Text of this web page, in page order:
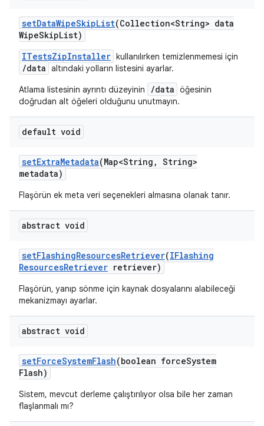
setDataWipeSkipList(Collection<String> data
WipeSkipList)
ITestsZipInstaller kullanılırken temizlenmemesi için
/data altındaki yolların listesini ayarlar.
Atlama listesinin ayrıntı düzeyinin
/data öğesinin
doğrudan alt öğeleri olduğunu unutmayın.
default void
setExtraMetadata(Map<String , String>
metadata)
Flaşörün ek meta veri seçenekleri almasına olanak tanır.
abstract void
setFlashingResourcesRetriever(IFlashing
ResourcesRetriever retriever)
Flaşörün, yanıp sönme için kaynak dosyalarını alabileceği
mekanizmayı ayarlar.
abstract void
setForceSystemFlash(boolean forceSystem
Flash)
Sistem, mevcut derleme çalıştırılıyor olsa bile her zaman
flaşlanmalı mı?